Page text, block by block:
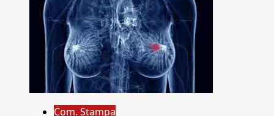
Com. Stampa